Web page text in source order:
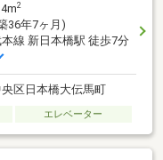
2
36年7ヶ月)
本線 新日本橋駅 徒歩7分
区日本橋大伝馬町
エレベーター